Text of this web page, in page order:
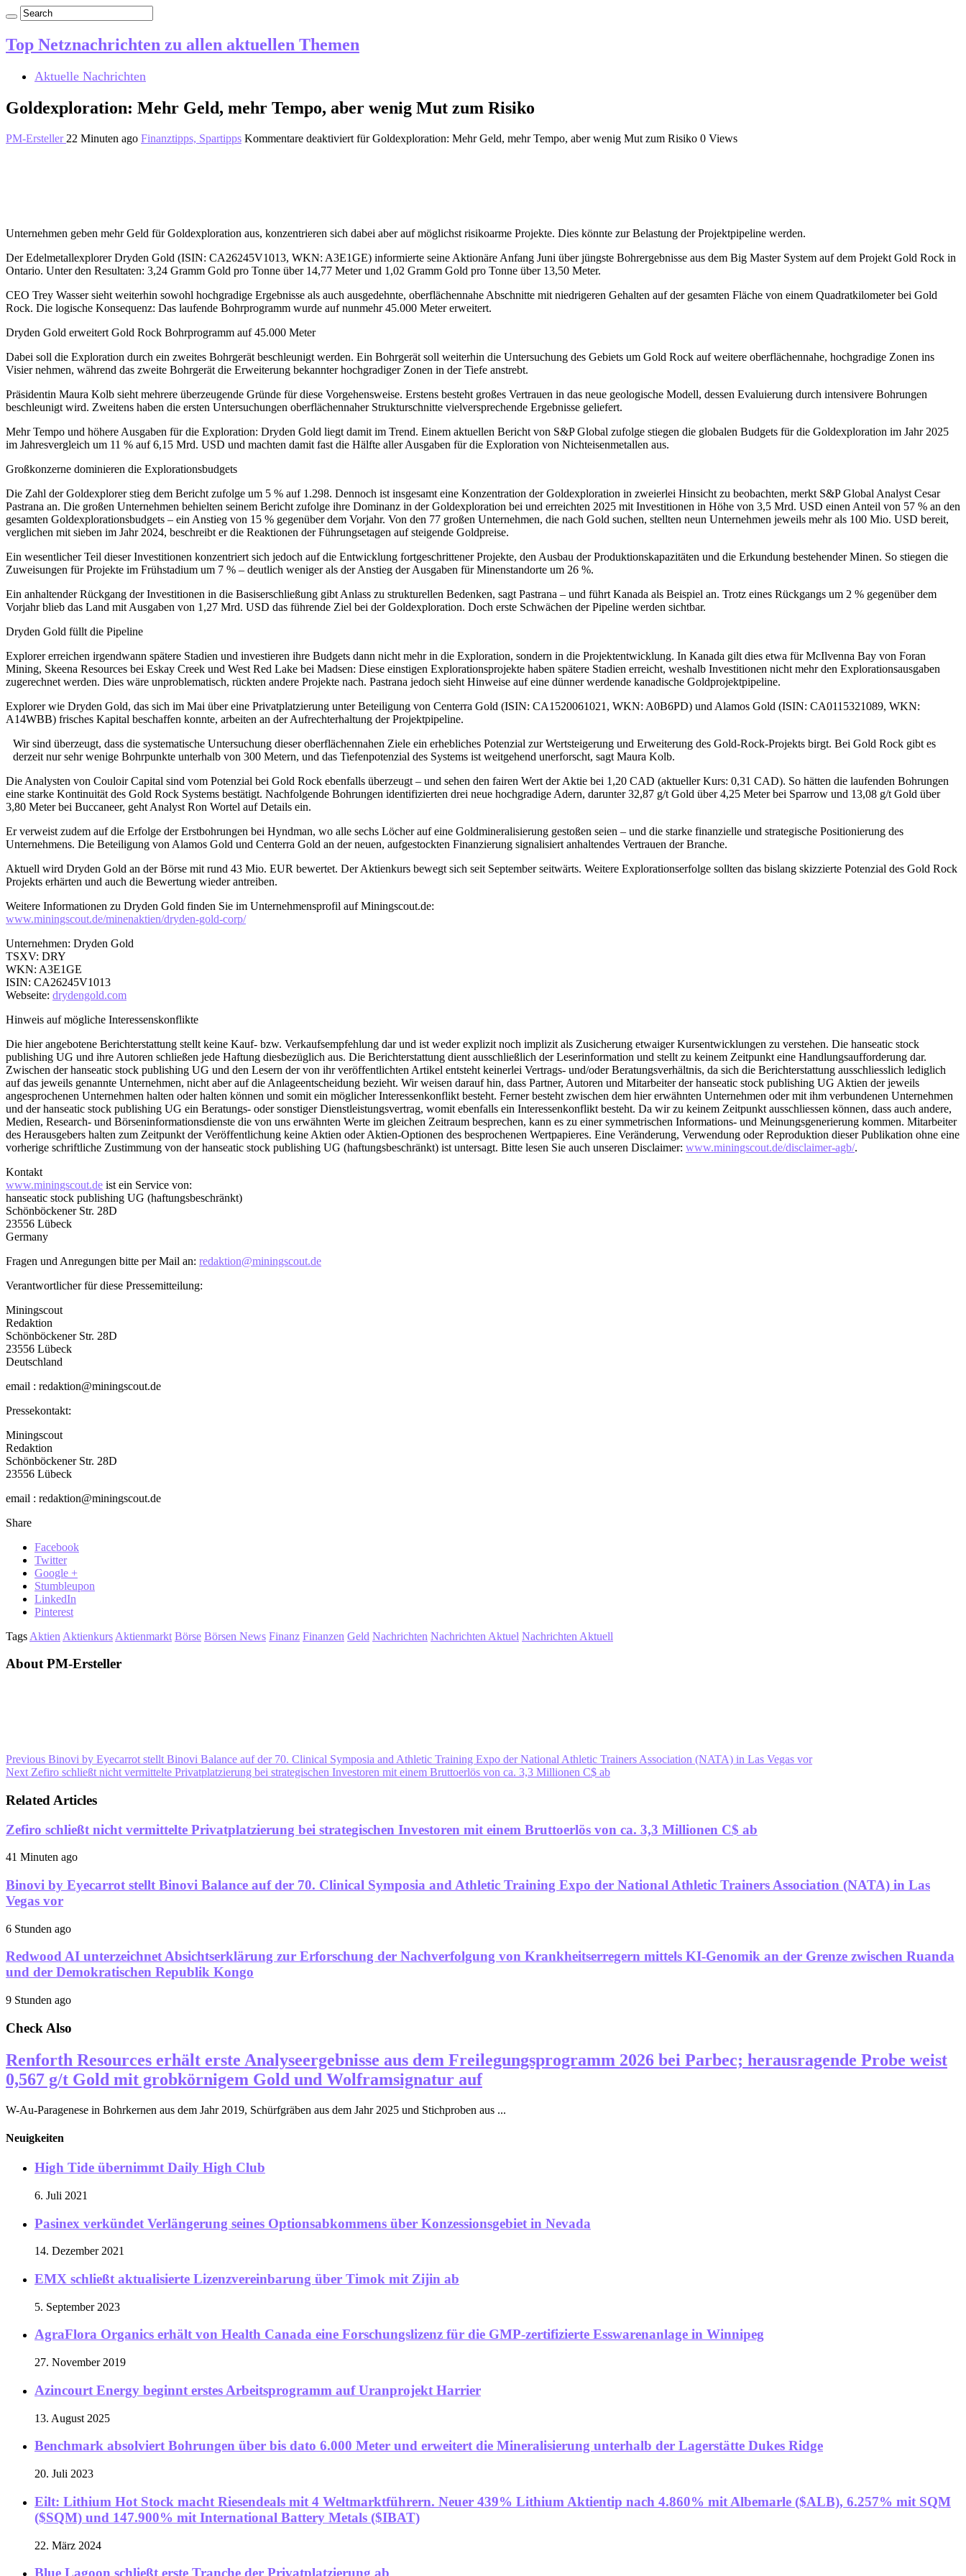
Top Netznachrichten zu allen aktuellen Themen
Aktuelle Nachrichten
Goldexploration: Mehr Geld, mehr Tempo, aber wenig Mut zum Risiko
PM-Ersteller 22 Minuten ago Finanztipps, Spartipps Kommentare deaktiviert für Goldexploration: Mehr Geld, mehr Tempo, aber wenig Mut zum Risiko 0 Views
Unternehmen geben mehr Geld für Goldexploration aus, konzentrieren sich dabei aber auf möglichst risikoarme Projekte. Dies könnte zur Belastung der Projektpipeline werden.
Der Edelmetallexplorer Dryden Gold (ISIN: CA26245V1013, WKN: A3E1GE) informierte seine Aktionäre Anfang Juni über jüngste Bohrergebnisse aus dem Big Master System auf dem Projekt Gold Rock in
Ontario. Unter den Resultaten: 3,24 Gramm Gold pro Tonne über 14,77 Meter und 1,02 Gramm Gold pro Tonne über 13,50 Meter.
CEO Trey Wasser sieht weiterhin sowohl hochgradige Ergebnisse als auch ausgedehnte, oberflächennahe Abschnitte mit niedrigeren Gehalten auf der gesamten Fläche von einem Quadratkilometer bei Gold
Rock. Die logische Konsequenz: Das laufende Bohrprogramm wurde auf nunmehr 45.000 Meter erweitert.
Dryden Gold erweitert Gold Rock Bohrprogramm auf 45.000 Meter
Dabei soll die Exploration durch ein zweites Bohrgerät beschleunigt werden. Ein Bohrgerät soll weiterhin die Untersuchung des Gebiets um Gold Rock auf weitere oberflächennahe, hochgradige Zonen ins
Visier nehmen, während das zweite Bohrgerät die Erweiterung bekannter hochgradiger Zonen in der Tiefe anstrebt.
Präsidentin Maura Kolb sieht mehrere überzeugende Gründe für diese Vorgehensweise. Erstens besteht großes Vertrauen in das neue geologische Modell, dessen Evaluierung durch intensivere Bohrungen
beschleunigt wird. Zweitens haben die ersten Untersuchungen oberflächennaher Strukturschnitte vielversprechende Ergebnisse geliefert.
Mehr Tempo und höhere Ausgaben für die Exploration: Dryden Gold liegt damit im Trend. Einem aktuellen Bericht von S&P Global zufolge stiegen die globalen Budgets für die Goldexploration im Jahr 2025
im Jahresvergleich um 11 % auf 6,15 Mrd. USD und machten damit fast die Hälfte aller Ausgaben für die Exploration von Nichteisenmetallen aus.
Großkonzerne dominieren die Explorationsbudgets
Die Zahl der Goldexplorer stieg dem Bericht zufolge um 5 % auf 1.298. Dennoch ist insgesamt eine Konzentration der Goldexploration in zweierlei Hinsicht zu beobachten, merkt S&P Global Analyst Cesar
Pastrana an. Die großen Unternehmen behielten seinem Bericht zufolge ihre Dominanz in der Goldexploration bei und erreichten 2025 mit Investitionen in Höhe von 3,5 Mrd. USD einen Anteil von 57 % an den
gesamten Goldexplorationsbudgets – ein Anstieg von 15 % gegenüber dem Vorjahr. Von den 77 großen Unternehmen, die nach Gold suchen, stellten neun Unternehmen jeweils mehr als 100 Mio. USD bereit,
verglichen mit sieben im Jahr 2024, beschreibt er die Reaktionen der Führungsetagen auf steigende Goldpreise.
Ein wesentlicher Teil dieser Investitionen konzentriert sich jedoch auf die Entwicklung fortgeschrittener Projekte, den Ausbau der Produktionskapazitäten und die Erkundung bestehender Minen. So stiegen die
Zuweisungen für Projekte im Frühstadium um 7 % – deutlich weniger als der Anstieg der Ausgaben für Minenstandorte um 26 %.
Ein anhaltender Rückgang der Investitionen in die Basiserschließung gibt Anlass zu strukturellen Bedenken, sagt Pastrana – und führt Kanada als Beispiel an. Trotz eines Rückgangs um 2 % gegenüber dem
Vorjahr blieb das Land mit Ausgaben von 1,27 Mrd. USD das führende Ziel bei der Goldexploration. Doch erste Schwächen der Pipeline werden sichtbar.
Dryden Gold füllt die Pipeline
Explorer erreichen irgendwann spätere Stadien und investieren ihre Budgets dann nicht mehr in die Exploration, sondern in die Projektentwicklung. In Kanada gilt dies etwa für McIlvenna Bay von Foran
Mining, Skeena Resources bei Eskay Creek und West Red Lake bei Madsen: Diese einstigen Explorationsprojekte haben spätere Stadien erreicht, weshalb Investitionen nicht mehr den Explorationsausgaben
zugerechnet werden. Dies wäre unproblematisch, rückten andere Projekte nach. Pastrana jedoch sieht Hinweise auf eine dünner werdende kanadische Goldprojektpipeline.
Explorer wie Dryden Gold, das sich im Mai über eine Privatplatzierung unter Beteiligung von Centerra Gold (ISIN: CA1520061021, WKN: A0B6PD) und Alamos Gold (ISIN: CA0115321089, WKN:
A14WBB) frisches Kapital beschaffen konnte, arbeiten an der Aufrechterhaltung der Projektpipeline.
Wir sind überzeugt, dass die systematische Untersuchung dieser oberflächennahen Ziele ein erhebliches Potenzial zur Wertsteigerung und Erweiterung des Gold-Rock-Projekts birgt. Bei Gold Rock gibt es
derzeit nur sehr wenige Bohrpunkte unterhalb von 300 Metern, und das Tiefenpotenzial des Systems ist weitgehend unerforscht, sagt Maura Kolb.
Die Analysten von Couloir Capital sind vom Potenzial bei Gold Rock ebenfalls überzeugt – und sehen den fairen Wert der Aktie bei 1,20 CAD (aktueller Kurs: 0,31 CAD). So hätten die laufenden Bohrungen
eine starke Kontinuität des Gold Rock Systems bestätigt. Nachfolgende Bohrungen identifizierten drei neue hochgradige Adern, darunter 32,87 g/t Gold über 4,25 Meter bei Sparrow und 13,08 g/t Gold über
3,80 Meter bei Buccaneer, geht Analyst Ron Wortel auf Details ein.
Er verweist zudem auf die Erfolge der Erstbohrungen bei Hyndman, wo alle sechs Löcher auf eine Goldmineralisierung gestoßen seien – und die starke finanzielle und strategische Positionierung des
Unternehmens. Die Beteiligung von Alamos Gold und Centerra Gold an der neuen, aufgestockten Finanzierung signalisiert anhaltendes Vertrauen der Branche.
Aktuell wird Dryden Gold an der Börse mit rund 43 Mio. EUR bewertet. Der Aktienkurs bewegt sich seit September seitwärts. Weitere Explorationserfolge sollten das bislang skizzierte Potenzial des Gold Rock
Projekts erhärten und auch die Bewertung wieder antreiben.
Weitere Informationen zu Dryden Gold finden Sie im Unternehmensprofil auf Miningscout.de:
www.miningscout.de/minenaktien/dryden-gold-corp/
Unternehmen: Dryden Gold
TSXV: DRY
WKN: A3E1GE
ISIN: CA26245V1013
Webseite: drydengold.com
Hinweis auf mögliche Interessenskonflikte
Die hier angebotene Berichterstattung stellt keine Kauf- bzw. Verkaufsempfehlung dar und ist weder explizit noch implizit als Zusicherung etwaiger Kursentwicklungen zu verstehen. Die hanseatic stock
publishing UG und ihre Autoren schließen jede Haftung diesbezüglich aus. Die Berichterstattung dient ausschließlich der Leserinformation und stellt zu keinem Zeitpunkt eine Handlungsaufforderung dar.
Zwischen der hanseatic stock publishing UG und den Lesern der von ihr veröffentlichten Artikel entsteht keinerlei Vertrags- und/oder Beratungsverhältnis, da sich die Berichterstattung ausschliesslich lediglich
auf das jeweils genannte Unternehmen, nicht aber auf die Anlageentscheidung bezieht. Wir weisen darauf hin, dass Partner, Autoren und Mitarbeiter der hanseatic stock publishing UG Aktien der jeweils
angesprochenen Unternehmen halten oder halten können und somit ein möglicher Interessenkonflikt besteht. Ferner besteht zwischen dem hier erwähnten Unternehmen oder mit ihm verbundenen Unternehmen
und der hanseatic stock publishing UG ein Beratungs- oder sonstiger Dienstleistungsvertrag, womit ebenfalls ein Interessenkonflikt besteht. Da wir zu keinem Zeitpunkt ausschliessen können, dass auch andere,
Medien, Research- und Börseninformationsdienste die von uns erwähnten Werte im gleichen Zeitraum besprechen, kann es zu einer symmetrischen Informations- und Meinungsgenerierung kommen. Mitarbeiter
des Herausgebers halten zum Zeitpunkt der Veröffentlichung keine Aktien oder Aktien-Optionen des besprochenen Wertpapieres. Eine Veränderung, Verwendung oder Reproduktion dieser Publikation ohne eine
vorherige schriftliche Zustimmung von der hanseatic stock publishing UG (haftungsbeschränkt) ist untersagt. Bitte lesen Sie auch unseren Disclaimer: www.miningscout.de/disclaimer-agb/.
Kontakt
www.miningscout.de ist ein Service von:
hanseatic stock publishing UG (haftungsbeschränkt)
Schönböckener Str. 28D
23556 Lübeck
Germany
Fragen und Anregungen bitte per Mail an: redaktion@miningscout.de
Verantwortlicher für diese Pressemitteilung:
Miningscout
Redaktion
Schönböckener Str. 28D
23556 Lübeck
Deutschland
email : redaktion@miningscout.de
Pressekontakt:
Miningscout
Redaktion
Schönböckener Str. 28D
23556 Lübeck
email : redaktion@miningscout.de
Share
Facebook
Twitter
Google +
Stumbleupon
LinkedIn
Pinterest
Tags Aktien Aktienkurs Aktienmarkt Börse Börsen News Finanz Finanzen Geld Nachrichten Nachrichten Aktuel Nachrichten Aktuell
About PM-Ersteller
Previous Binovi by Eyecarrot stellt Binovi Balance auf der 70. Clinical Symposia and Athletic Training Expo der National Athletic Trainers Association (NATA) in Las Vegas vor
Next Zefiro schließt nicht vermittelte Privatplatzierung bei strategischen Investoren mit einem Bruttoerlös von ca. 3,3 Millionen C$ ab
Related Articles
Zefiro schließt nicht vermittelte Privatplatzierung bei strategischen Investoren mit einem Bruttoerlös von ca. 3,3 Millionen C$ ab
41 Minuten ago
Binovi by Eyecarrot stellt Binovi Balance auf der 70. Clinical Symposia and Athletic Training Expo der National Athletic Trainers Association (NATA) in Las
Vegas vor
6 Stunden ago
Redwood AI unterzeichnet Absichtserklärung zur Erforschung der Nachverfolgung von Krankheitserregern mittels KI-Genomik an der Grenze zwischen Ruanda
und der Demokratischen Republik Kongo
9 Stunden ago
Check Also
Renforth Resources erhält erste Analyseergebnisse aus dem Freilegungsprogramm 2026 bei Parbec; herausragende Probe weist
0,567 g/t Gold mit grobkörnigem Gold und Wolframsignatur auf
W-Au-Paragenese in Bohrkernen aus dem Jahr 2019, Schürfgräben aus dem Jahr 2025 und Stichproben aus ...
Neuigkeiten
High Tide übernimmt Daily High Club
6. Juli 2021
Pasinex verkündet Verlängerung seines Optionsabkommens über Konzessionsgebiet in Nevada
14. Dezember 2021
EMX schließt aktualisierte Lizenzvereinbarung über Timok mit Zijin ab
5. September 2023
AgraFlora Organics erhält von Health Canada eine Forschungslizenz für die GMP-zertifizierte Esswarenanlage in Winnipeg
27. November 2019
Azincourt Energy beginnt erstes Arbeitsprogramm auf Uranprojekt Harrier
13. August 2025
Benchmark absolviert Bohrungen über bis dato 6.000 Meter und erweitert die Mineralisierung unterhalb der Lagerstätte Dukes Ridge
20. Juli 2023
Eilt: Lithium Hot Stock macht Riesendeals mit 4 Weltmarktführern. Neuer 439% Lithium Aktientip nach 4.860% mit Albemarle ($ALB), 6.257% mit SQM
($SQM) und 147.900% mit International Battery Metals ($IBAT)
22. März 2024
Blue Lagoon schließt erste Tranche der Privatplatzierung ab